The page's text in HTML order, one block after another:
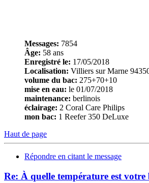
Messages: 7854
Âge: 58 ans
Enregistré le: 17/05/2018
Localisation: Villiers sur Marne
volume du bac: 275+70+10
mise en eau: le 01/07/2018
maintenance: berlinois
éclairage: 2 Coral Care Philips
mon bac: 1 Reefer 350 DeLuxe
Haut de page
Répondre en citant le message
Re: À quelle température est votre